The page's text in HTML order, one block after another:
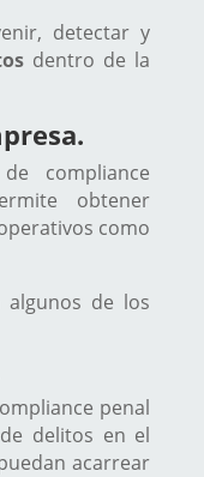
detectar y
dentro de la
compliance
obtener
como
algunos de los
penal
delitos en el
acarrear